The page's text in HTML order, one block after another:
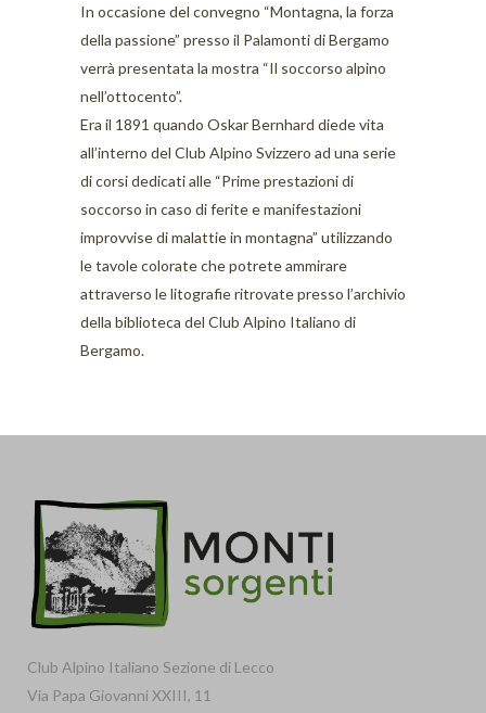
In occasione del convegno “Montagna, la forza
della passione” presso il Palamonti di Bergamo
verrà presentata la mostra “Il soccorso alpino
nell’ottocento”.
Era il 1891 quando Oskar Bernhard diede vita
all’interno del Club Alpino Svizzero ad una serie
di corsi dedicati alle “Prime prestazioni di
soccorso in caso di ferite e manifestazioni
improvvise di malattie in montagna” utilizzando
le tavole colorate che potrete ammirare
attraverso le litografie ritrovate presso l’archivio
della biblioteca del Club Alpino Italiano di
Bergamo.
Club Alpino Italiano Sezione di Lecco
Via Papa Giovanni XXIII, 11